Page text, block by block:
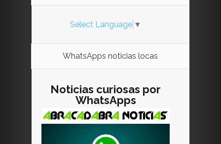
Select Language ▼
WhatsApps noticias locas
Noticias curiosas por
WhatsApps